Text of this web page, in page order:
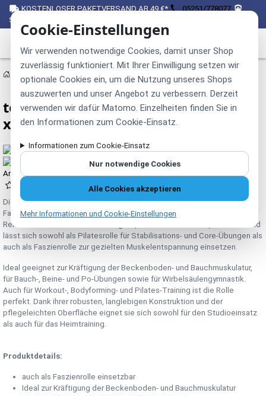
Cookie-Einstellungen
Wir verwenden notwendige Cookies, damit unser Shop
zuverlässig funktioniert. Mit Ihrer Einwilligung setzen wir
optionale Cookies ein, um die Nutzung unseres Shops
auszuwerten und unser Angebot zu verbessern. Derzeit
verwenden wir dafür Matomo. Einzelheiten finden Sie in
den Informationen zum Cookie-Einsatz.
Informationen zum Cookie-Einsatz
Nur notwendige Cookies
Alle Cookies akzeptieren
Mehr Informationen und Cookie-Einstellungen
KOSTENLOSER PAKETVERSAND AB 49 €*
05251/778077
SICHER EINKAUFEN ÜBER SSL
top | vit® pilates.rolle, mittel, ca. 45
x 15 cm
Artikelnummer:11078
Die
top | vit® pilates.rolleist ein vielseitiges Trainings- und
Fasziengerät für Pilates, Yoga, Fitness, Functional Training und
Rehabilitation. Sie ist in zwei Längen (ca. 30 cm und 45 cm) erhältlich und
lässt sich sowohl als Pilatesrolle für Stabilisations- und Core-Übungen als
auch als Faszienrolle zur gezielten Muskelentspannung einsetzen.
Ideal geeignet zur Kräftigung der Beckenboden- und Bauchmuskulatur,
für Bauch-, Beine- und Po-Übungen sowie für Wirbelsäulengymnastik.
Auch für Workout-, Bodyforming- und Pilates-Training ist die Rolle
perfekt. Dank ihrer robusten, langlebigen Konstruktion und der
pflegeleichten Oberfläche eignet sie sich sowohl für den Studioeinsatz
als auch für das Heimtraining.
Produktdetails:
auch als Faszienrolle einsetzbar
Ideal zur Kräftigung der Beckenboden- und Bauchmuskulatur